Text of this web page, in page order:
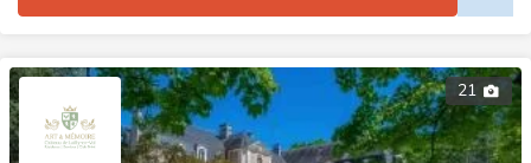
21